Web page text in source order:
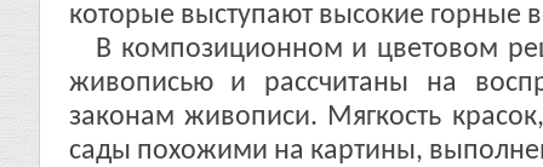
которые выступают высокие горные
В композиционном и цветовом
живописью и рассчитаны на
законам живописи. Мягкость
сады похожими на картины,